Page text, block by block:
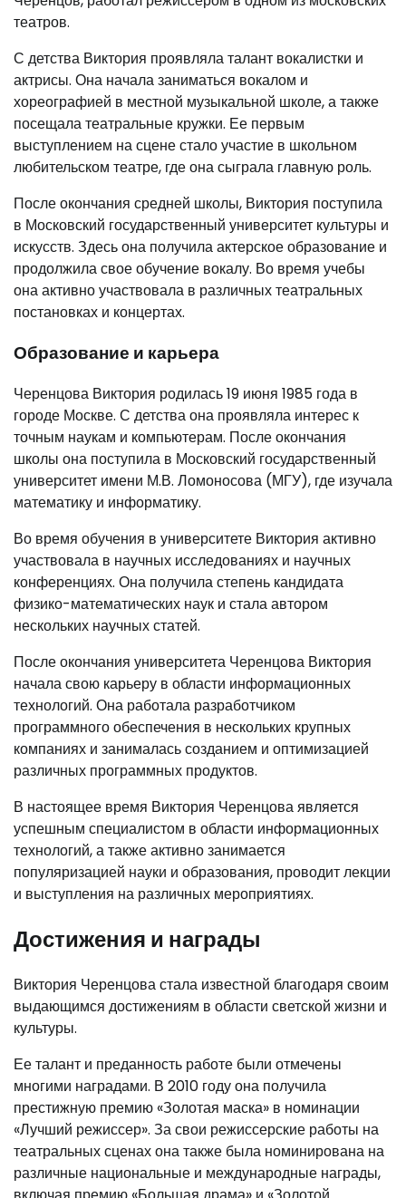
театров.
С детства Виктория проявляла талант вокалистки и
актрисы. Она начала заниматься вокалом и
хореографией в местной музыкальной школе, а также
посещала театральные кружки. Ее первым
выступлением на сцене стало участие в школьном
любительском театре, где она сыграла главную роль.
После окончания средней школы, Виктория поступила
в Московский государственный университет культуры и
искусств. Здесь она получила актерское образование и
продолжила свое обучение вокалу. Во время учебы
она активно участвовала в различных театральных
постановках и концертах.
Образование и карьера
Черенцова Виктория родилась 19 июня 1985 года в
городе Москве. С детства она проявляла интерес к
точным наукам и компьютерам. После окончания
школы она поступила в Московский государственный
университет имени М.В. Ломоносова (МГУ), где изучала
математику и информатику.
Во время обучения в университете Виктория активно
участвовала в научных исследованиях и научных
конференциях. Она получила степень кандидата
физико-математических наук и стала автором
нескольких научных статей.
После окончания университета Черенцова Виктория
начала свою карьеру в области информационных
технологий. Она работала разработчиком
программного обеспечения в нескольких крупных
компаниях и занималась созданием и оптимизацией
различных программных продуктов.
В настоящее время Виктория Черенцова является
успешным специалистом в области информационных
технологий, а также активно занимается
популяризацией науки и образования, проводит лекции
и выступления на различных мероприятиях.
Достижения и награды
Виктория Черенцова стала известной благодаря своим
выдающимся достижениям в области светской жизни и
культуры.
Ее талант и преданность работе были отмечены
многими наградами. В 2010 году она получила
престижную премию «Золотая маска» в номинации
«Лучший режиссер». За свои режиссерские работы на
театральных сценах она также была номинирована на
различные национальные и международные награды,